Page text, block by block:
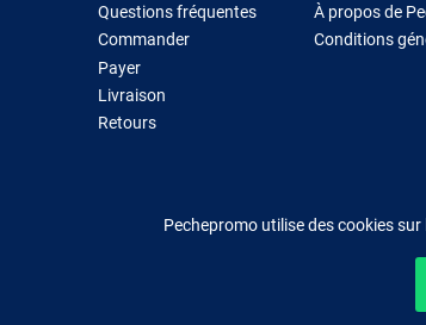
Questions fréquentes
Commander
Payer
Livraison
Retours
À propos de
Conditions
Pechepromo utilise des cookies